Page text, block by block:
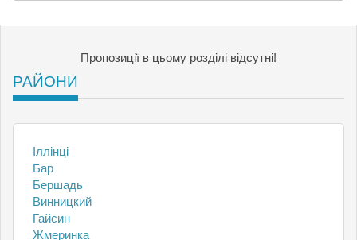
Пропозиції в цьому розділі відсутні!
РАЙОНИ
Іллінці
Бар
Бершадь
Винницкий
Гайсин
Жмеринка